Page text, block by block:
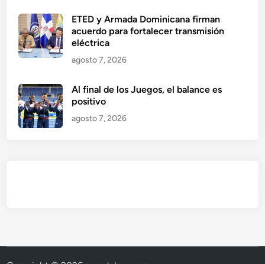
ETED y Armada Dominicana firman
acuerdo para fortalecer transmisión
eléctrica
agosto 7, 2026
Al final de los Juegos, el balance es
positivo
agosto 7, 2026